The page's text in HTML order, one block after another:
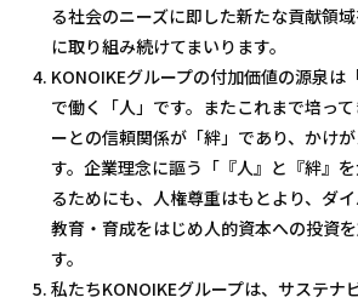
る社会のニーズに即した新たな貢献領
に取り組み続けてまいります。
KONOIKEグループの付加価値の源泉は
で働く「人」です。またこれまで培っ
ーとの信頼関係が「絆」であり、かけ
す。企業理念に謳う「『人』と『絆』
るためにも、人権尊重はもとより、ダイ
教育・育成をはじめ人的資本への投資
す。
私たちKONOIKEグループは、サステナ